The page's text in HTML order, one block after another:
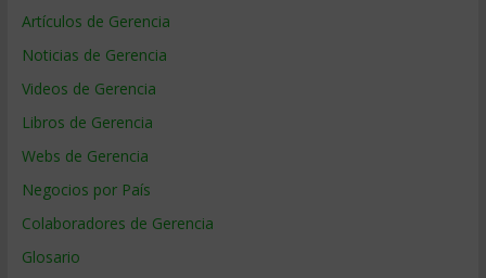
Artículos de Gerencia
Noticias de Gerencia
Videos de Gerencia
Libros de Gerencia
Webs de Gerencia
Negocios por País
Colaboradores de Gerencia
Glosario